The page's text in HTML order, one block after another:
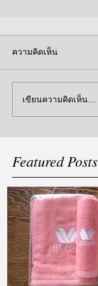
ความคิดเห็น
เขียนความคิดเห็น…
Featured Posts